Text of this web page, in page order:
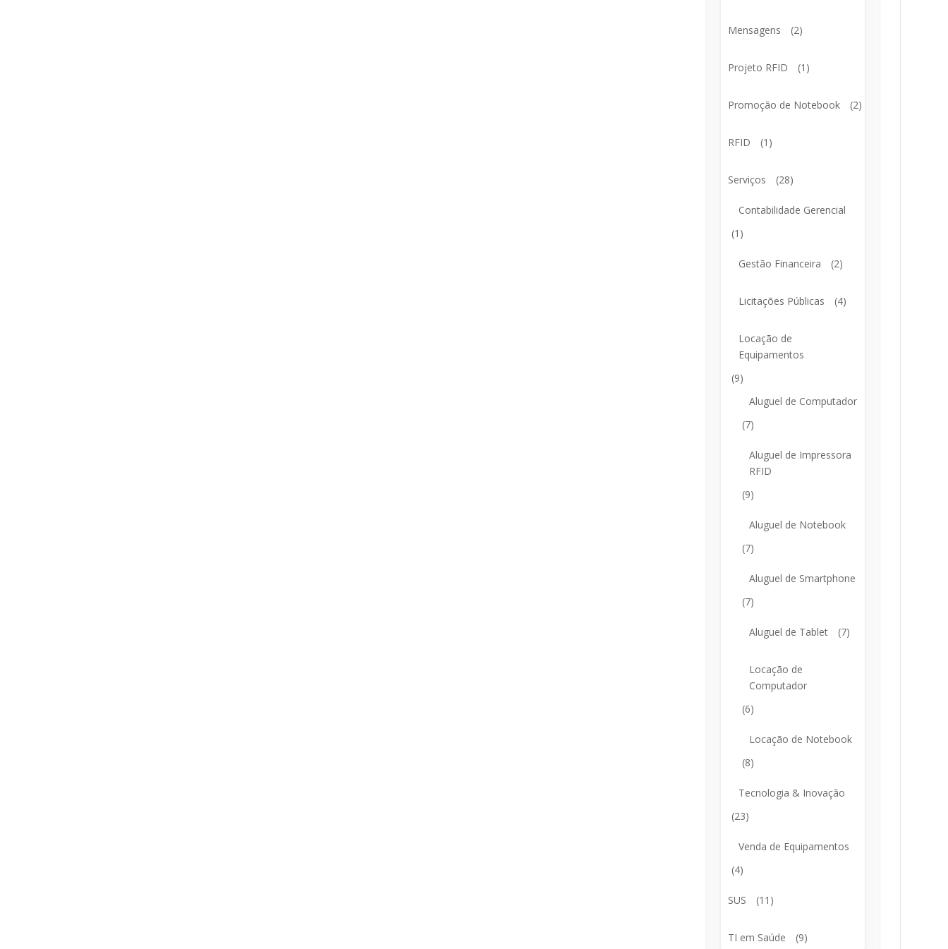
Mensagens (2)
Projeto RFID (1)
Promoção de Notebook (2)
RFID (1)
Serviços (28)
Contabilidade Gerencial
(1)
Gestão Financeira (2)
Licitações Públicas (4)
Locação de
Equipamentos
(9)
Aluguel de Computador
(7)
Aluguel de Impressora
RFID
(9)
Aluguel de Notebook
(7)
Aluguel de Smartphone
(7)
Aluguel de Tablet (7)
Locação de
Computador
(6)
Locação de Notebook
(8)
Tecnologia & Inovação
(23)
Venda de Equipamentos
(4)
SUS (11)
TI em Saúde (9)